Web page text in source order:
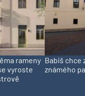
rameny
vyroste
Babiš chce
známého